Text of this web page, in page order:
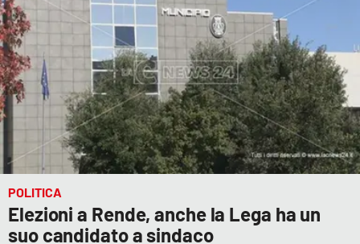
Cultura
Economia e Lavoro
Politica
Sanità
Società
Sport
POLITICA
Elezioni a Rende, anche la Lega ha un
suo candidato a sindaco